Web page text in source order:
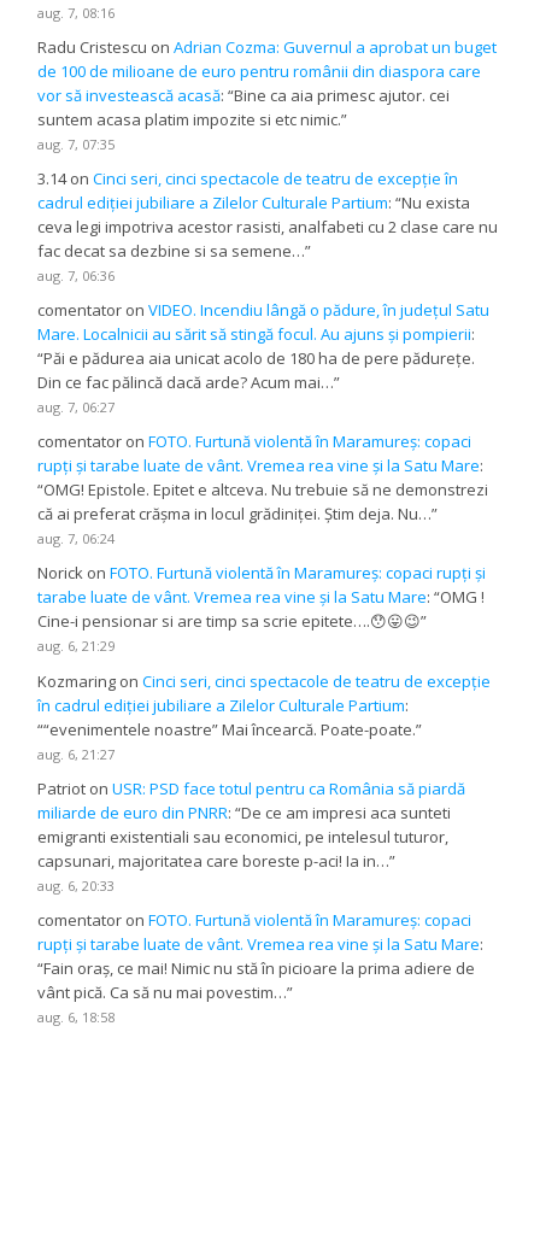
aug. 7, 08:16
Radu Cristescu onAdrian Cozma: Guvernul a aprobat un buget
de 100 de milioane de euro pentru românii din diaspora care
vor să investească acasă: “Bine ca aia primesc ajutor. cei
suntem acasa platim impozite si etc nimic.”
aug. 7, 07:35
3.14onCinci seri, cinci spectacole de teatru de excepție în
cadrul ediției jubiliare a Zilelor Culturale Partium: “Nu exista
ceva legi impotriva acestor rasisti, analfabeti cu 2 clase care nu
fac decat sa dezbine si sa semene…”
aug. 7, 06:36
comentator onVIDEO. Incendiu lângă o pădure, în județul Satu
Mare. Localnicii au sărit să stingă focul. Au ajuns și pompierii:
“Păi e pădurea aia unicat acolo de 180 ha de pere pădurețe.
Din ce fac pălincă dacă arde? Acum mai…”
aug. 7, 06:27
comentator onFOTO. Furtună violentă în Maramureș: copaci
rupți și tarabe luate de vânt. Vremea rea vine și la Satu Mare:
“OMG! Epistole. Epitet e altceva. Nu trebuie să ne demonstrezi
că ai preferat crășma in locul grădiniței. Știm deja. Nu…”
aug. 7, 06:24
Norick onFOTO. Furtună violentă în Maramureș: copaci rupți și
tarabe luate de vânt. Vremea rea vine și la Satu Mare: “OMG !
Cine-i pensionar si are timp sa scrie epitete….😯😛😉”
aug. 6, 21:29
Kozmaring onCinci seri, cinci spectacole de teatru de excepție
în cadrul ediției jubiliare a Zilelor Culturale Partium:
““evenimentele noastre” Mai încearcă. Poate-poate.”
aug. 6, 21:27
Patriot onUSR: PSD face totul pentru ca România să piardă
miliarde de euro din PNRR: “De ce am impresi aca sunteti
emigranti existentiali sau economici, pe intelesul tuturor,
capsunari, majoritatea care boreste p-aci! Ia in…”
aug. 6, 20:33
comentator onFOTO. Furtună violentă în Maramureș: copaci
rupți și tarabe luate de vânt. Vremea rea vine și la Satu Mare:
“Fain oraș, ce mai! Nimic nu stă în picioare la prima adiere de
vânt pică. Ca să nu mai povestim…”
aug. 6, 18:58